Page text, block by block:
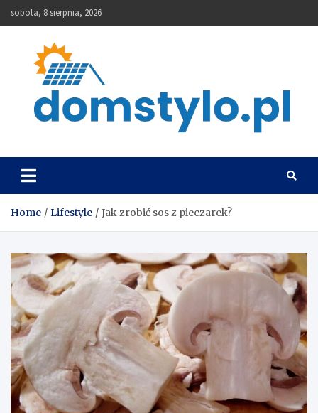
Skip
to
sobota, 8 sierpnia, 2026
DomStylo
Home Lifestyle Jak zrobić sos z pieczarek?